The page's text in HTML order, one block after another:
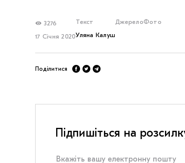
3276
17 Січня 2020
Текст
Уляна Калуш
ДжерелоФото
Поділитися
Підпишіться на